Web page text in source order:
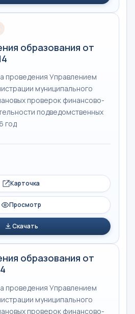
образования от
проведения Управлением
муниципального
проверок финансово-
подведомственных
год
Карточка
Просмотр
Скачать
образования от
проведения Управлением
муниципального
проверок финансово-